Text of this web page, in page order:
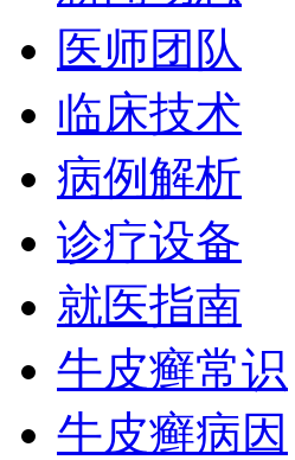
医师团队
临床技术
病例解析
诊疗设备
就医指南
牛皮癣常识
牛皮癣病因